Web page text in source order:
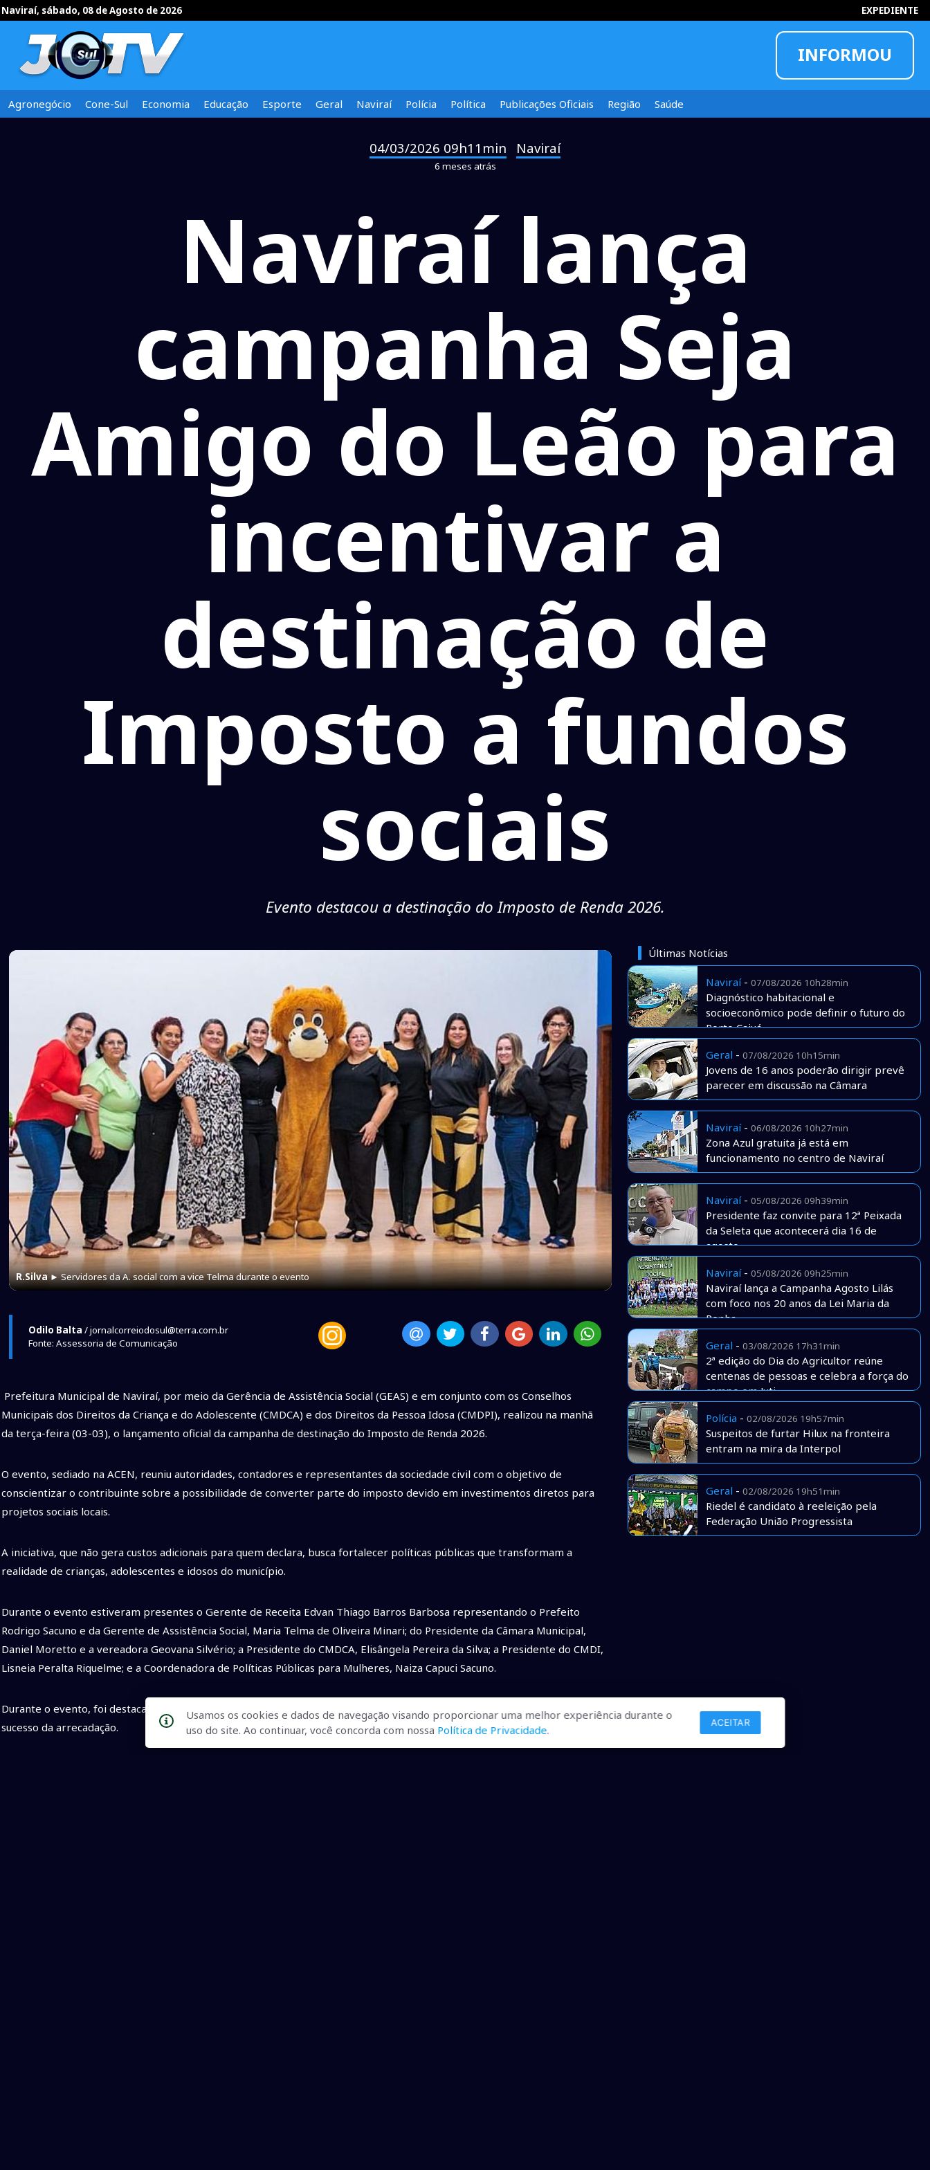
Naviraí, sábado, 08 de Agosto de 2026 EXPEDIENTE
INFORMOU
Agronegócio Cone-Sul Economia Educação Esporte Geral Naviraí Polícia Política Publicações Oficiais Região Saúde
04/03/2026 09h11min Naviraí
6 meses atrás
Naviraí lança
campanha Seja
Amigo do Leão para
incentivar a
destinação de
Imposto a fundos
sociais
Evento destacou a destinação do Imposto de Renda 2026.
R.Silva► Servidores da A. social com a vice Telma durante o evento
Odilo Balta / jornalcorreiodosul@terra.com.br
Fonte: Assessoria de Comunicação
Prefeitura Municipal de Naviraí, por meio da Gerência de Assistência Social (GEAS) e em conjunto com os Conselhos
Municipais dos Direitos da Criança e do Adolescente (CMDCA) e dos Direitos da Pessoa Idosa (CMDPI), realizou na manhã
da terça-feira (03-03), o lançamento oficial da campanha de destinação do Imposto de Renda 2026.
O evento, sediado na ACEN, reuniu autoridades, contadores e representantes da sociedade civil com o objetivo de
conscientizar o contribuinte sobre a possibilidade de converter parte do imposto devido em investimentos diretos para
projetos sociais locais.
A iniciativa, que não gera custos adicionais para quem declara, busca fortalecer políticas públicas que transformam a
realidade de crianças, adolescentes e idosos do município.
Durante o evento estiveram presentes o Gerente de Receita Edvan Thiago Barros Barbosa representando o Prefeito
Rodrigo Sacuno e da Gerente de Assistência Social, Maria Telma de Oliveira Minari; do Presidente da Câmara Municipal,
Daniel Moretto e a vereadora Geovana Silvério; a Presidente do CMDCA, Elisângela Pereira da Silva; a Presidente do CMDI,
Lisneia Peralta Riquelme; e a Coordenadora de Políticas Públicas para Mulheres, Naiza Capuci Sacuno.
Durante o evento, foi destacado que a união de esforços entre o poder público e a comunidade é fundamental para o
sucesso da arrecadação.
Últimas Notícias
Naviraí- 07/08/2026 10h28min
Diagnóstico habitacional e
socioeconômico pode definir o futuro do
Porto Caiuá
Geral - 07/08/2026 10h15min
Jovens de 16 anos poderão dirigir prevê
parecer em discussão na Câmara
Naviraí- 06/08/2026 10h27min
Zona Azul gratuita já está em
funcionamento no centro de Naviraí
Naviraí- 05/08/2026 09h39min
Presidente faz convite para 12ª Peixada
da Seleta que acontecerá dia 16 de
agosto
Naviraí- 05/08/2026 09h25min
Naviraí lança a Campanha Agosto Lilás
com foco nos 20 anos da Lei Maria da
Penha
Geral - 03/08/2026 17h31min
2ª edição do Dia do Agricultor reúne
centenas de pessoas e celebra a força do
campo em Juti
Polícia - 02/08/2026 19h57min
Suspeitos de furtar Hilux na fronteira
entram na mira da Interpol
Geral - 02/08/2026 19h51min
Riedel é candidato à reeleição pela
Federação União Progressista
Usamos os cookies e dados de navegação visando proporcionar uma melhor experiência durante o
uso do site. Ao continuar, você concorda com nossa Política de Privacidade.
ACEITAR